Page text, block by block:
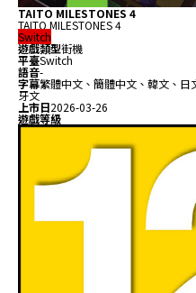
TAITO MILESTONES 4
TAITO MILESTONES 4
Switch
遊戲類型街機
平臺Switch
語音-
字幕繁體中文、簡體中文、韓文、
牙文
上市日2026-03-26
遊戲等級